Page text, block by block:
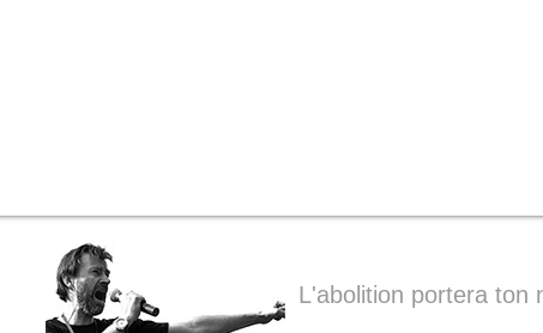
L'abolition portera ton